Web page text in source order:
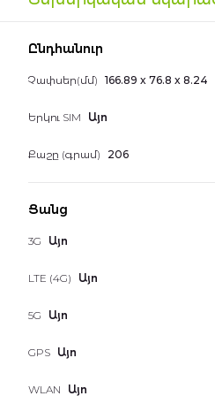
Հեռախոսներ
the
Ընդհանուր
Չափսեր(մմ) 166.89 x 76.8 x 8.24
Երկու SIM Այո
Քաշը (գրամ) 206
Ցանց
3G Այո
LTE (4G) Այո
5G Այո
GPS Այո
WLAN Այո